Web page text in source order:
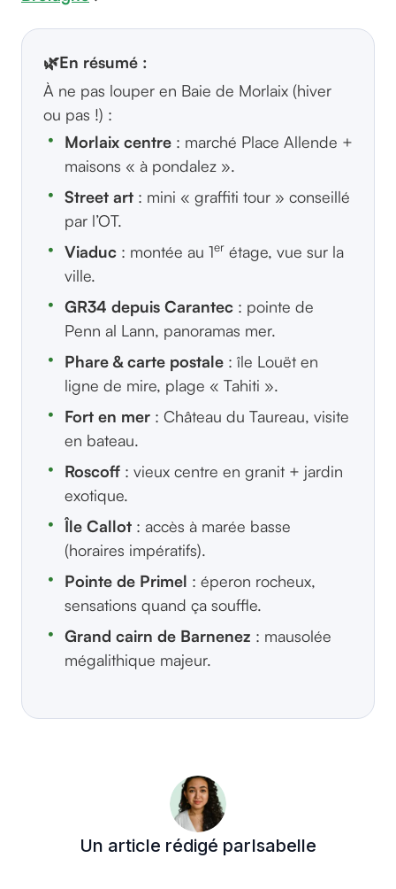
🌿En résumé :
À ne pas louper en Baie de Morlaix (hiver
ou pas !) :
Morlaix centre : marché Place Allende +
maisons « à pondalez ».
Street art : mini « graffiti tour » conseillé
par l’OT.
Viaduc : montée au 1er étage, vue sur la
ville.
GR34 depuis Carantec : pointe de
Penn al Lann, panoramas mer.
Phare & carte postale : île Louët en
ligne de mire, plage « Tahiti ».
Fort en mer : Château du Taureau, visite
en bateau.
Roscoff : vieux centre en granit + jardin
exotique.
Île Callot : accès à marée basse
(horaires impératifs).
Pointe de Primel : éperon rocheux,
sensations quand ça souffle.
Grand cairn de Barnenez : mausolée
mégalithique majeur.
Un article rédigé parIsabelle